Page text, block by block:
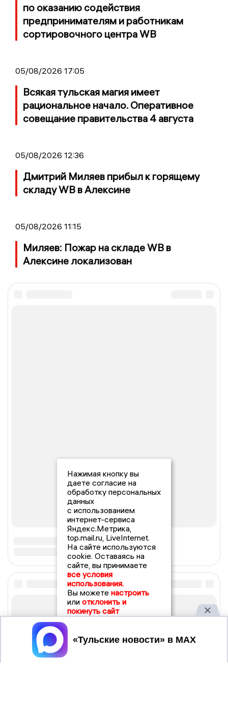
по оказанию содействия
предпринимателям и работникам
сортировочного центра WB
05/08/2026 17:05
Всякая тульская магия имеет
рациональное начало. Оперативное
совещание правительства 4 августа
05/08/2026 12:36
Дмитрий Миляев прибыл к горящему
складу WB в Алексине
05/08/2026 11:15
Миляев: Пожар на складе WB в
Алексине локализован
Нажимая кнопку вы
даете согласие на
обработку персональных
данных
с использованием
интернет-сервиса
Яндекс.Метрика,
top.mail.ru, LiveInternet.
На сайте используются
cookie. Оставаясь на
сайте, вы принимаете
все условия
использования.
Вы можете настроить
или отклонить и
покинуть сайт
Принять